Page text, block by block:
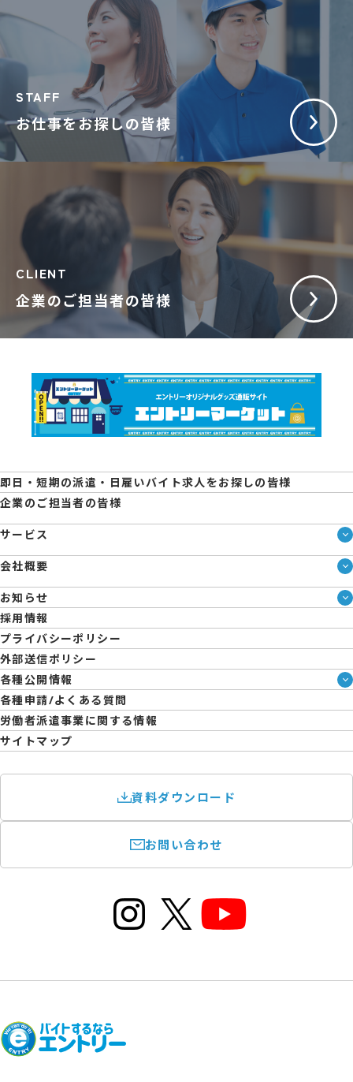
お仕事をお探しの皆様
STAFF
企業のご担当者の皆様
CLIENT
即日・短期の派遣・日雇いバイト求人をお探しの皆様
企業のご担当者の皆様
サービス
サービス一覧
即日・単発のバイト探しは「スマジョブ」
エントリーマーケット
会社概要
会社概要
メディア情報
人材派遣について
コーポレートガバナンス
拠点一覧
日雇派遣の原則禁止について
エントリーのサポートについて
お知らせ
ブログ
企業様向けお役立ちブログ
採用情報
プライバシーポリシー
外部送信ポリシー
各種公開情報
ハラスメント防止・対策方針
育児休業取得率および職場復帰率報告書
各種申請/よくある質問
労働者派遣事業に関する情報
サイトマップ
資料ダウンロード
お問い合わせ